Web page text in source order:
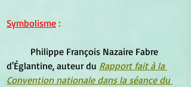
Symbolisme :
d'Églantine, auteur du Rapport fait à la
Convention nationale dans la séance du